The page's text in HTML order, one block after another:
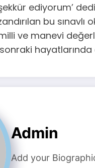
ediyorum’
bu
ve manevi
hayatlarında
Admin
Add your